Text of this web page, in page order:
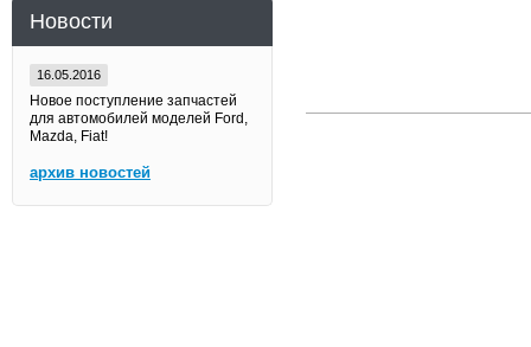
Новости
16.05.2016
Новое поступление запчастей
для автомобилей моделей Ford,
Mazda, Fiat!
архив новостей